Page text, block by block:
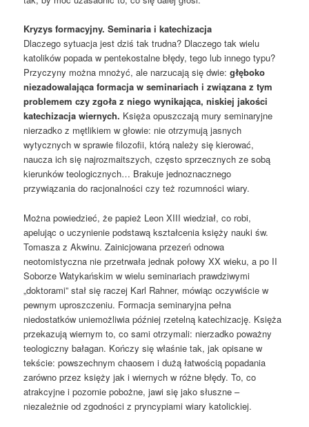
Kryzys formacyjny. Seminaria i katechizacja
Dlaczego sytuacja jest dziś tak trudna? Dlaczego tak wielu
katolików popada w pentekostalne błędy, tego lub innego typu?
Przyczyny można mnożyć, ale narzucają się dwie:głęboko
niezadowalająca formacja w seminariach i związana z tym
problemem czy zgoła z niego wynikająca, niskiej jakości
katechizacja wiernych. Księża opuszczają mury seminaryjne
nierzadko z mętlikiem w głowie: nie otrzymują jasnych
wytycznych w sprawie filozofii, którą należy się kierować,
naucza ich się najrozmaitszych, często sprzecznych ze sobą
kierunków teologicznych… Brakuje jednoznacznego
przywiązania do racjonalności czy też rozumności wiary.
Można powiedzieć, że papież Leon XIII wiedział, co robi,
apelując o uczynienie podstawą kształcenia księży nauki św.
Tomasza z Akwinu. Zainicjowana przezeń odnowa
neotomistyczna nie przetrwała jednak połowy XX wieku, a po II
Soborze Watykańskim w wielu seminariach prawdziwymi
„doktorami” stał się raczej Karl Rahner, mówiąc oczywiście w
pewnym uproszczeniu. Formacja seminaryjna pełna
niedostatków uniemożliwia później rzetelną katechizację. Księża
przekazują wiernym to, co sami otrzymali: nierzadko poważny
teologiczny bałagan. Kończy się właśnie tak, jak opisane w
tekście: powszechnym chaosem i dużą łatwością popadania
zarówno przez księży jak i wiernych w różne błędy. To, co
atrakcyjne i pozornie pobożne, jawi się jako słuszne –
niezależnie od zgodności z pryncypiami wiary katolickiej.